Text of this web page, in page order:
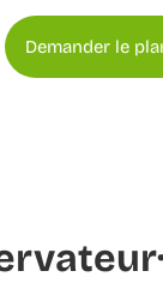
Demander le